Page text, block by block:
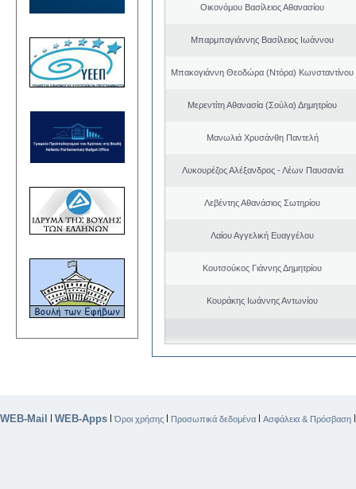
Οικονόμου Βασίλειος Αθανασίου
Μπαρμπαγιάννης Βασίλειος Ιωάννου
Μπακογιάννη Θεοδώρα (Ντόρα) Κωνσταντίνου
Μερεντίτη Αθανασία (Σούλα) Δημητρίου
Μανωλιά Χρυσάνθη Παντελή
Λυκουρέζος Αλέξανδρος - Λέων Παυσανία
Λεβέντης Αθανάσιος Σωτηρίου
Λαίου Αγγελική Ευαγγέλου
Κουτσούκος Γιάννης Δημητρίου
Κουράκης Ιωάννης Αντωνίου
WEB-Mail | WEB-Apps |Όροι χρήσης | Προσωπικά δεδομένα | Ασφάλεια & Πρόσβαση